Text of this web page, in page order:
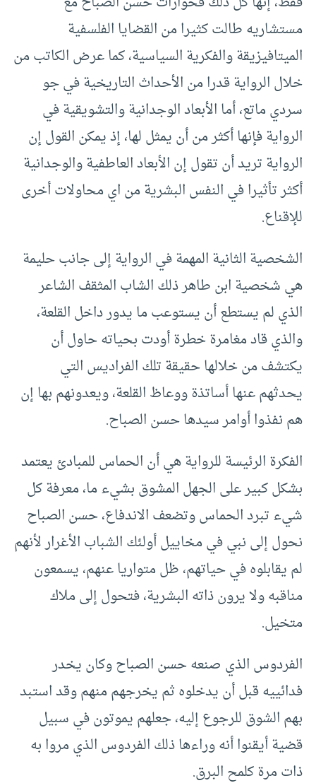
مستشاريه طالت كثيرا من القضايا الفلسفية
الميتافيزيقة والفكرية السياسية، كما عرض الكاتب من
خلال الرواية قدرا من الأحداث التاريخية في جو
سردي ماتع، أما الأبعاد الوجدانية والتشويقية في
الرواية فإنها أكثر من أن يمثل لها، إذ يمكن القول إن
الرواية تريد أن تقول إن الأبعاد العاطفية والوجدانية
أكثر تأثيرا في النفس البشرية من اي محاولات أخرى
للإقناع.
الشخصية الثانية المهمة في الرواية إلى جانب حليمة
هي شخصية ابن طاهر ذلك الشاب المثقف الشاعر
الذي لم يستطع أن يستوعب ما يدور داخل القلعة،
والذي قاد مغامرة خطرة أودت بحياته حاول أن
يكتشف من خلالها حقيقة تلك الفراديس التي
يحدثهم عنها أساتذة ووعاظ القلعة، ويعدونهم بها إن
هم نفذوا أوامر سيدها حسن الصباح.
الفكرة الرئيسة للرواية هي أن الحماس للمبادئ يعتمد
بشكل كبير على الجهل المشوق بشيء ما، معرفة كل
شيء تبرد الحماس وتضعف الاندفاع، حسن الصباح
نحول إلى نبي في مخاييل أولئك الشباب الأغرار لأنهم
لم يقابلوه في حياتهم، ظل متواريا عنهم، يسمعون
مناقبه ولا يرون ذاته البشرية، فتحول إلى ملاك
متخيل.
الفردوس الذي صنعه حسن الصباح وكان يخدر
فدائييه قبل أن يدخلوه ثم يخرجهم منهم وقد استبد
بهم الشوق للرجوع إليه، جعلهم يموتون في سبيل
قضية أيقنوا أنه وراءها ذلك الفردوس الذي مروا به
ذات مرة كلمح البرق.